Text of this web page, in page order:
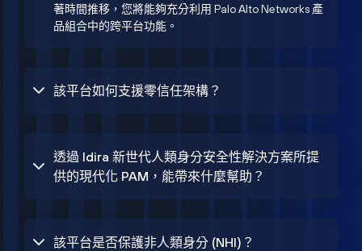
著時間推移，您將能夠充分利用 Palo Alto Networks 產
品組合中的跨平台功能。
該平台如何支援零信任架構？
透過 Idira 新世代人類身分安全性解決方案所提
供的現代化 PAM，能帶來什麼幫助？
該平台是否保護非人類身分 (NHI)？